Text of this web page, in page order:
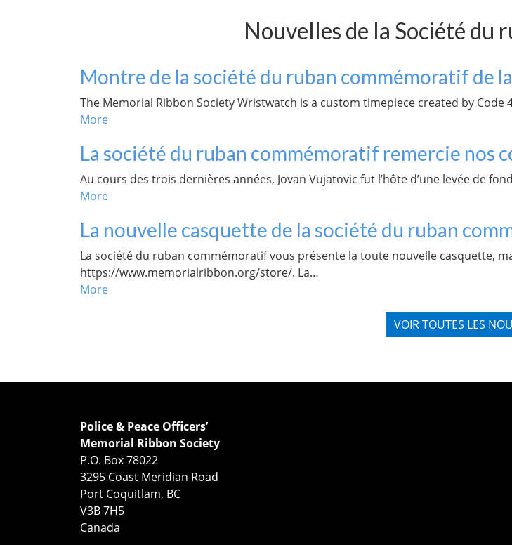
Nouvelles de la Société du
Montre de la société du ruban commémoratif de
The Memorial Ribbon Society Wristwatch is a custom timepiece created by
More
La société du ruban commémoratif remercie nos
Au cours des trois dernières années, Jovan Vujatovic fut l’hôte d’une levée de
More
La nouvelle casquette de la société du ruban
La société du ruban commémoratif vous présente la toute nouvelle casquette,
https://www.memorialribbon.org/store/. La…
More
VOIR TOUTES LES
Police & Peace Officers’
Memorial Ribbon Society
P.O. Box 78022
3295 Coast Meridian Road
Port Coquitlam, BC
V3B 7H5
Canada